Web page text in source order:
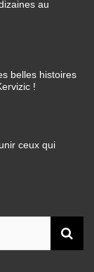
au
belles histoires
!
ceux qui